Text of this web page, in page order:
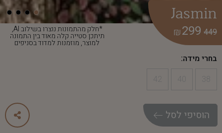
*חלק מהתמונות נוצרו בשילוב AI,
תיתכן סטייה קלה מאוד בין התמונה
למוצר, מוזמנות למדוד בסניפים
Jasmin
449
299
₪
בחרי מידה:
הוסיפי לסל